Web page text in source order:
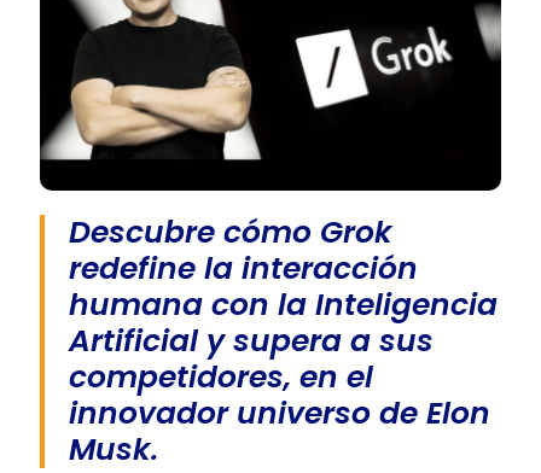
Descubre cómo Grok
redefine la interacción
humana con la Inteligencia
Artificial y supera a sus
competidores, en el
innovador universo de Elon
Musk.